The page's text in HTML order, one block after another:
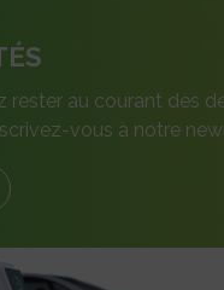
rester au courant des
vous à notre